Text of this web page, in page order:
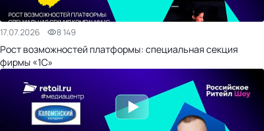
17.07.2026 8 149
Рост возможностей платформы: специальная секция
фирмы «1С»